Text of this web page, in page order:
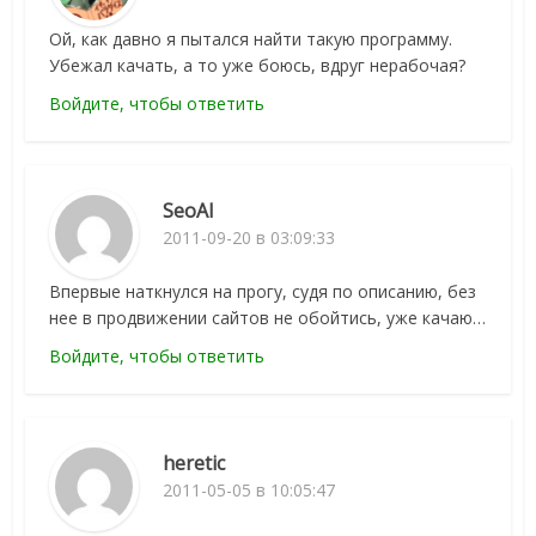
Ой, как давно я пытался найти такую программу.
Убежал качать, а то уже боюсь, вдруг нерабочая?
Войдите, чтобы ответить
SeoAl
2011-09-20 в 03:09:33
Впервые наткнулся на прогу, судя по описанию, без
нее в продвижении сайтов не обойтись, уже качаю…
Войдите, чтобы ответить
heretic
2011-05-05 в 10:05:47